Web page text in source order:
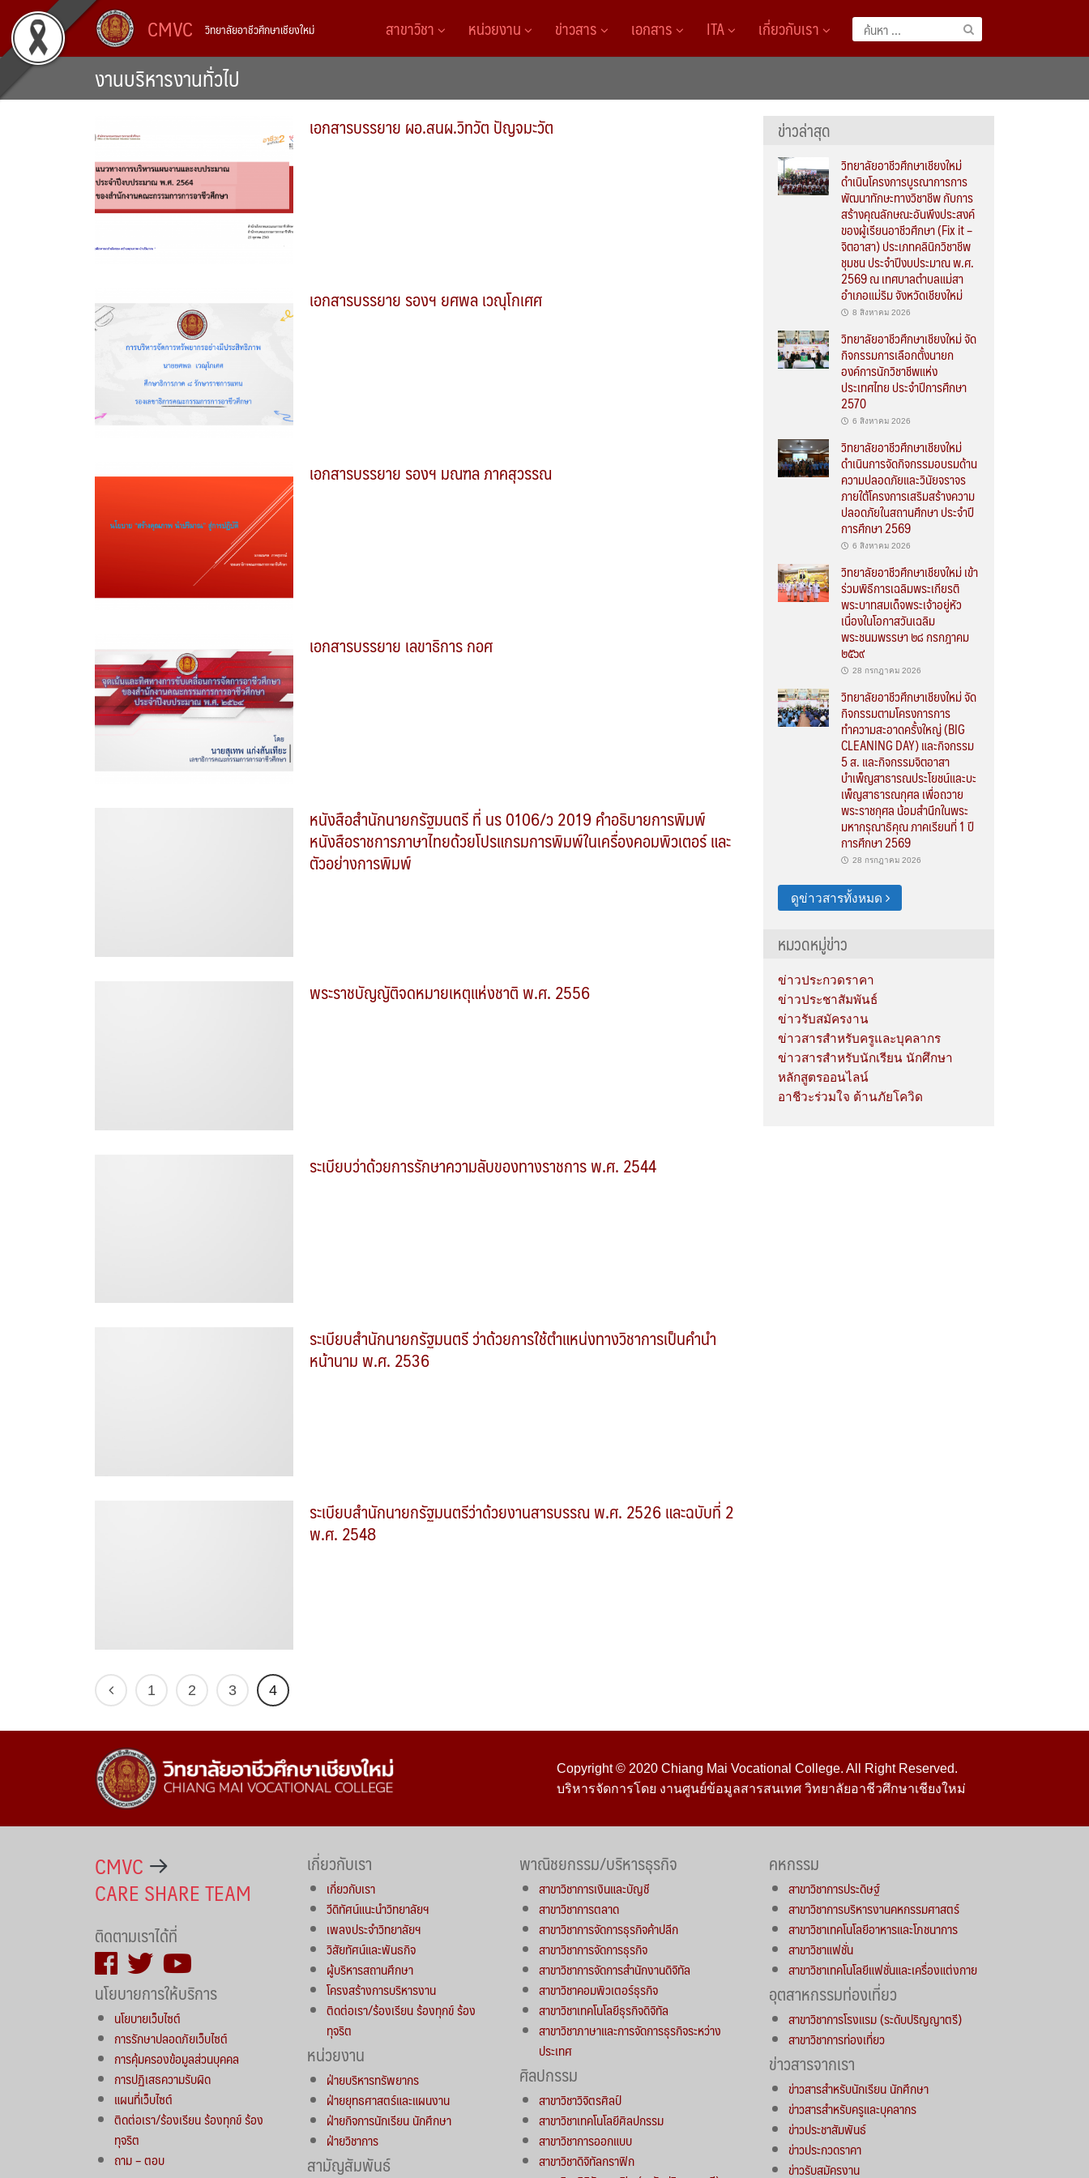
content
CMVC วิทยาลัยอาชีวศึกษาเชียงใหม่
ค้นหา
สำหรับ:
สาขาวิชา หน่วยงาน ข่าวสาร เอกสาร ITA เกี่ยวกับเรา
งานบริหารงานทั่วไป
เอกสารบรรยาย ผอ.สนผ.วิทวัต ปัญจมะวัต
เอกสารบรรยาย รองฯ ยศพล เวณุโกเศศ
เอกสารบรรยาย รองฯ มณฑล ภาคสุวรรณ
เอกสารบรรยาย เลขาธิการ กอศ
หนังสือสำนักนายกรัฐมนตรี ที่ นร 0106/ว 2019 คำอธิบายการพิมพ์
หนังสือราชการภาษาไทยด้วยโปรแกรมการพิมพ์ในเครื่องคอมพิวเตอร์ และ
ตัวอย่างการพิมพ์
พระราชบัญญัติจดหมายเหตุแห่งชาติ พ.ศ. 2556
ระเบียบว่าด้วยการรักษาความลับของทางราชการ พ.ศ. 2544
ระเบียบสำนักนายกรัฐมนตรี ว่าด้วยการใช้ตำแหน่งทางวิชาการเป็นคำนำ
หน้านาม พ.ศ. 2536
ระเบียบสำนักนายกรัฐมนตรีว่าด้วยงานสารบรรณ พ.ศ. 2526 และฉบับที่ 2
พ.ศ. 2548
1 2 3 4
ข่าวล่าสุด
วิทยาลัยอาชีวศึกษาเชียงใหม่
ดำเนินโครงการบูรณาการการ
พัฒนาทักษะทางวิชาชีพ กับการ
สร้างคุณลักษณะอันพึงประสงค์
ของผู้เรียนอาชีวศึกษา (Fix it –
จิตอาสา) ประเภทคลินิกวิชาชีพ
ชุมชน ประจำปีงบประมาณ พ.ศ.
2569 ณ เทศบาลตำบลแม่สา
อำเภอแม่ริม จังหวัดเชียงใหม่
8 สิงหาคม 2026
วิทยาลัยอาชีวศึกษาเชียงใหม่ จัด
กิจกรรมการเลือกตั้งนายก
องค์การนักวิชาชีพแห่ง
ประเทศไทย ประจำปีการศึกษา
2570
6 สิงหาคม 2026
วิทยาลัยอาชีวศึกษาเชียงใหม่
ดำเนินการจัดกิจกรรมอบรมด้าน
ความปลอดภัยและวินัยจราจร
ภายใต้โครงการเสริมสร้างความ
ปลอดภัยในสถานศึกษา ประจำปี
การศึกษา 2569
6 สิงหาคม 2026
วิทยาลัยอาชีวศึกษาเชียงใหม่ เข้า
ร่วมพิธีการเฉลิมพระเกียรติ
พระบาทสมเด็จพระเจ้าอยู่หัว
เนื่องในโอกาสวันเฉลิม
พระชนมพรรษา ๒๘ กรกฎาคม
๒๕๖๙
28 กรกฎาคม 2026
วิทยาลัยอาชีวศึกษาเชียงใหม่ จัด
กิจกรรมตามโครงการการ
ทำความสะอาดครั้งใหญ่ (BIG
CLEANING DAY) และกิจกรรม
5 ส. และกิจกรรมจิตอาสา
บำเพ็ญสาธารณประโยชน์และบะ
เพ็ญสาธารณกุศล เพื่อถวาย
พระราชกุศล น้อมสำนึกในพระ
มหากรุณาธิคุณ ภาคเรียนที่ 1 ปี
การศึกษา 2569
28 กรกฎาคม 2026
ดูข่าวสารทั้งหมด
หมวดหมู่ข่าว
ข่าวประกวดราคา
ข่าวประชาสัมพันธ์
ข่าวรับสมัครงาน
ข่าวสารสำหรับครูและบุคลากร
ข่าวสารสำหรับนักเรียน นักศึกษา
หลักสูตรออนไลน์
อาชีวะร่วมใจ ต้านภัยโควิด
Copyright © 2020 Chiang Mai Vocational College. All Right Reserved.
บริหารจัดการโดย งานศูนย์ข้อมูลสารสนเทศ วิทยาลัยอาชีวศึกษาเชียงใหม่
CMVC
CARE SHARE TEAM
ติดตามเราได้ที่
นโยบายการให้บริการ
นโยบายเว็บไซต์
การรักษาปลอดภัยเว็บไซต์
การคุ้มครองข้อมูลส่วนบุคคล
การปฏิเสธความรับผิด
แผนที่เว็บไซต์
ติดต่อเรา/ร้องเรียน ร้องทุกข์ ร้อง
ทุจริต
ถาม – ตอบ
เกี่ยวกับเรา
เกี่ยวกับเรา
วีดิทัศน์แนะนำวิทยาลัยฯ
เพลงประจำวิทยาลัยฯ
วิสัยทัศน์และพันธกิจ
ผู้บริหารสถานศึกษา
โครงสร้างการบริหารงาน
ติดต่อเรา/ร้องเรียน ร้องทุกข์ ร้อง
ทุจริต
หน่วยงาน
ฝ่ายบริหารทรัพยากร
ฝ่ายยุทธศาสตร์และแผนงาน
ฝ่ายกิจการนักเรียน นักศึกษา
ฝ่ายวิชาการ
สามัญสัมพันธ์
พาณิชยกรรม/บริหารธุรกิจ
สาขาวิชาการเงินและบัญชี
สาขาวิชาการตลาด
สาขาวิชาการจัดการธุรกิจค้าปลีก
สาขาวิชาการจัดการธุรกิจ
สาขาวิชาการจัดการสำนักงานดิจิทัล
สาขาวิชาคอมพิวเตอร์ธุรกิจ
สาขาวิชาเทคโนโลยีธุรกิจดิจิทัล
สาขาวิชาภาษาและการจัดการธุรกิจระหว่าง
ประเทศ
ศิลปกรรม
สาขาวิชาวิจิตรศิลป์
สาขาวิชาเทคโนโลยีศิลปกรรม
สาขาวิชาการออกแบบ
สาขาวิชาดิจิทัลกราฟิก
คหกรรม
สาขาวิชาการประดิษฐ์
สาขาวิชาการบริหารงานคหกรรมศาสตร์
สาขาวิชาเทคโนโลยีอาหารและโภชนาการ
สาขาวิชาแฟชั่น
สาขาวิชาเทคโนโลยีแฟชั่นและเครื่องแต่งกาย
อุตสาหกรรมท่องเที่ยว
สาขาวิชาการโรงแรม (ระดับปริญญาตรี)
สาขาวิชาการท่องเที่ยว
ข่าวสารจากเรา
ข่าวสารสำหรับนักเรียน นักศึกษา
ข่าวสารสำหรับครูและบุคลากร
ข่าวประชาสัมพันธ์
ข่าวประกวดราคา
ข่าวรับสมัครงาน